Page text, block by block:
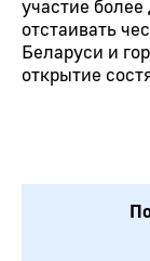
участие
отстаивать
Беларуси и
открытие